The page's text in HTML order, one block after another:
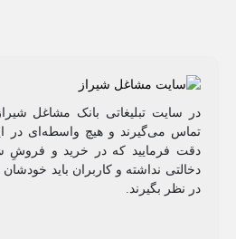
در سایت تبلیغاتی بانک مشاغل
تماس می‌گیرند و هیچ واسطه‌ای در
دقت فرمایید که در خرید و فروشِ
دخالتی نداشته و کاربران باید
در نظر بگیرند.